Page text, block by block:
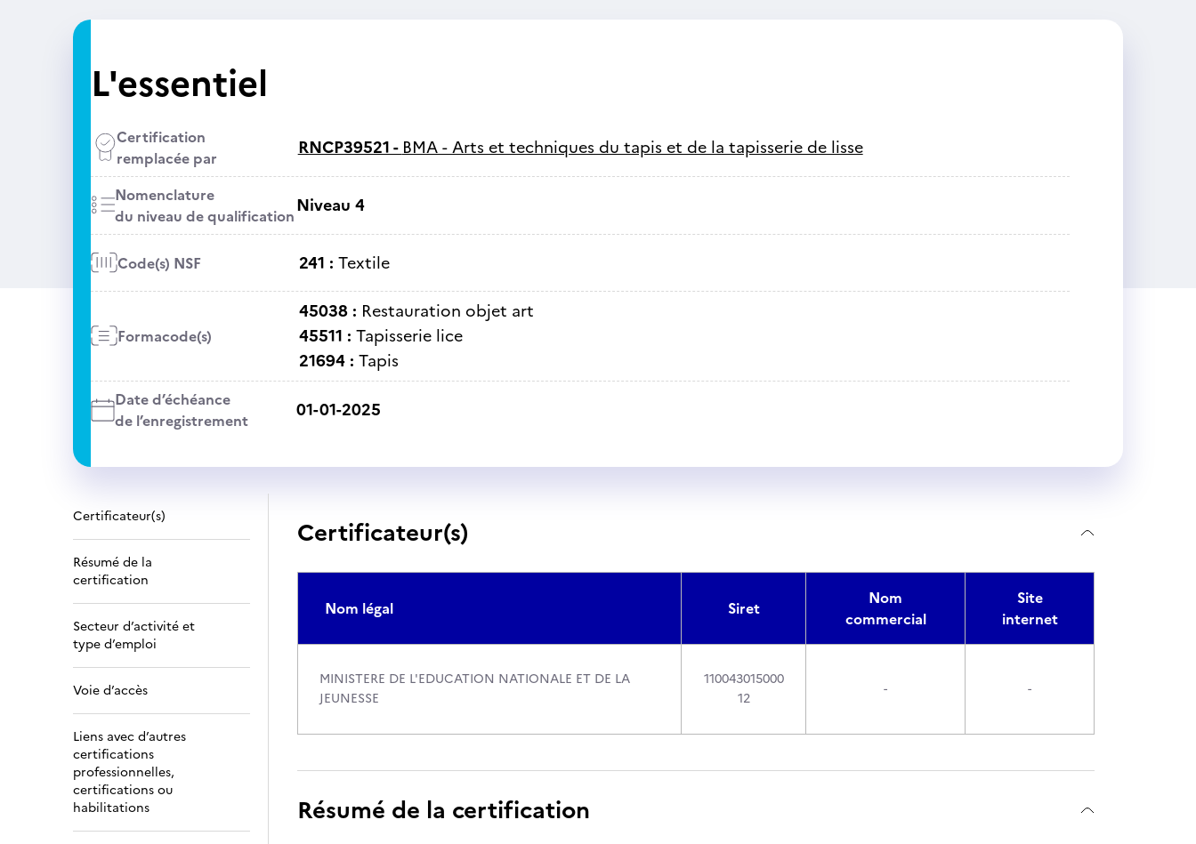
L'essentiel
Certification
remplacée par
RNCP39521 - BMA - Arts et techniques du tapis et de la tapisserie de lisse
Nomenclature
du niveau de qualificationNiveau 4
Code(s) NSF 241 : Textile
Formacode(s)
45038 : Restauration objet art
45511 : Tapisserie lice
21694 : Tapis
Date d’échéance
de l’enregistrement
01-01-2025
Certificateur(s)
Résumé de la
certification
Secteur d’activité et
type d’emploi
Voie d’accès
Liens avec d’autres
certifications
professionnelles,
certifications ou
habilitations
Certificateur(s)
Nom légal Siret
Nom
commercial
Site
internet
MINISTERE DE L'EDUCATION NATIONALE ET DE LA
JEUNESSE
110043015000
12
- -
Résumé de la certification